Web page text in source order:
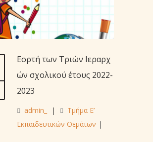
Εορτή των Τριών Ιεραρχ
ών σχολικού έτους 2022-
2023
admin_ |
Τμήμα Ε’
Εκπαιδευτικών Θεμάτων |